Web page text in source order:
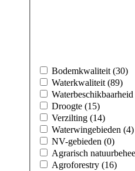
Bodemkwaliteit (30)
Waterkwaliteit (89)
Droogte (15)
Verzilting (14)
Waterwingebieden (4)
NV-gebieden (0)
Agroforestry (16)